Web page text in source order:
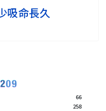
吸命長久
66
258